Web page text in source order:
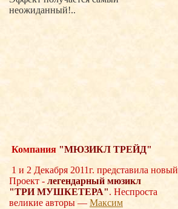
неожиданный!..
Компания "МЮЗИКЛ ТРЕЙД"
1 и 2 Декабря 2011г. представила новый
Проект - легендарный мюзикл
"ТРИМУШКЕТЕРА". Неспроста
великие авторы —Максим